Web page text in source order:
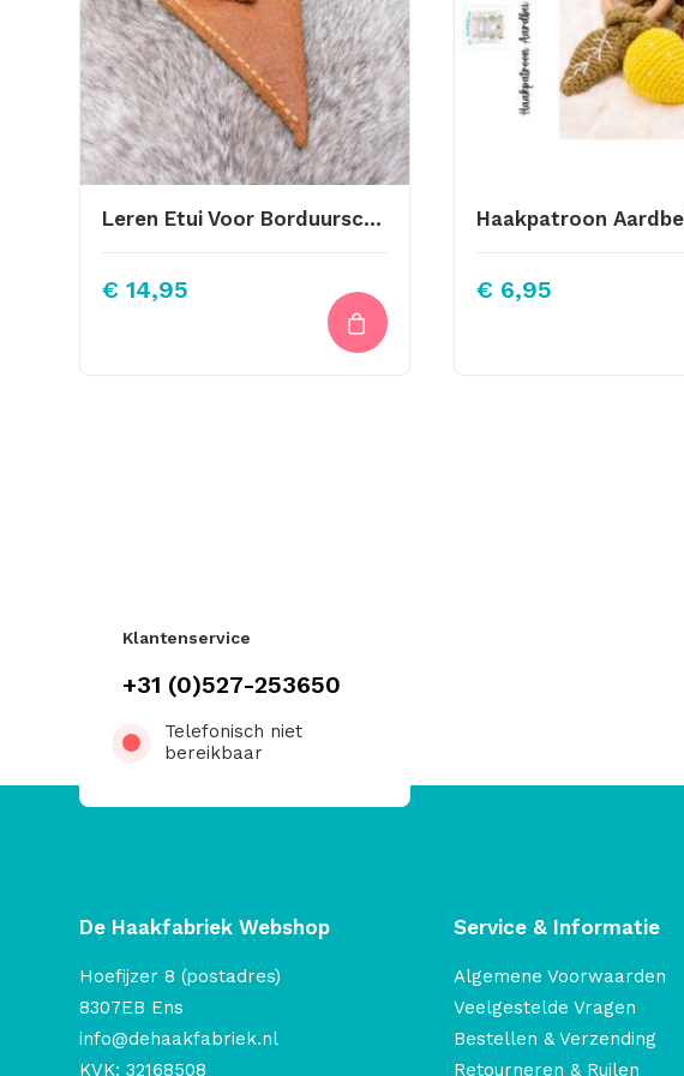
Leren Etui Voor Borduurschaartjes Cognac Leer
€ 14,95 € 6,95
Klantenservice
+31 (0)527-253650
Telefonisch niet
bereikbaar
De Haakfabriek Webshop
Hoefijzer 8 (postadres)
8307EB Ens
info@dehaakfabriek.nl
KVK: 32168508
Service & Informatie
Algemene Voorwaarden
Veelgestelde Vragen
Bestellen & Verzending
Retourneren & Ruilen